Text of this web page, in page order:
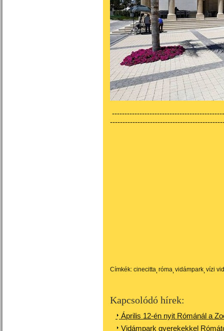
Címkék: cinecitta róma vidámpark vízi
Kapcsolódó hírek:
Április 12-én nyit Rómánál a
Vidámpark gyerekekkel